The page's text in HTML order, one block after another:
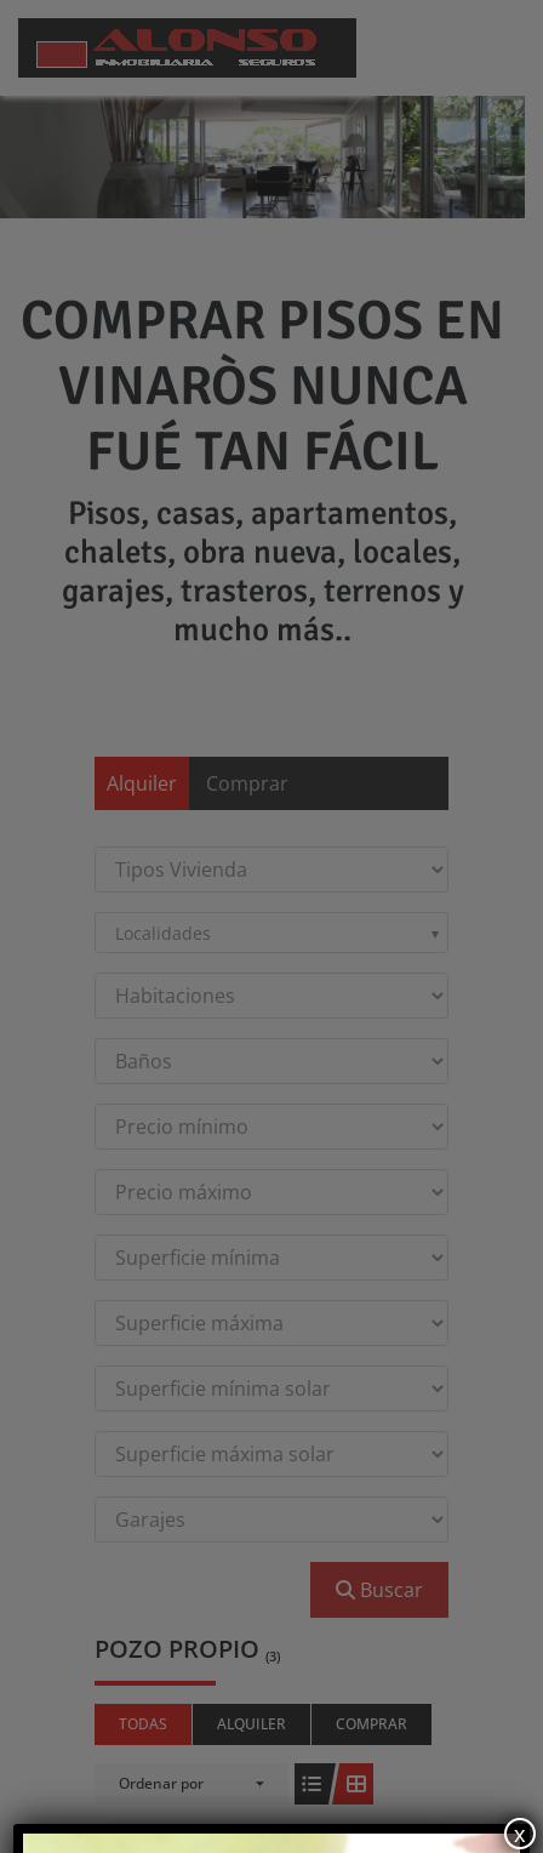
COMPRAR PISOS EN
VINARÒS NUNCA
FUÉ TAN FÁCIL
Pisos, casas, apartamentos,
chalets, obra nueva, locales,
garajes, trasteros, terrenos y
mucho más..
Alquiler
Comprar
Localidades
Buscar
POZO PROPIO (3)
TODAS ALQUILER COMPRAR
Ordenar por
x